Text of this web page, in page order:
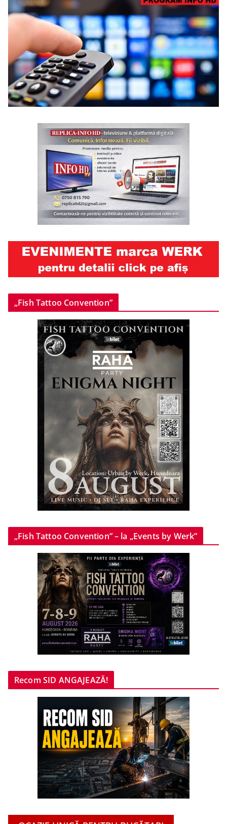
„Fish Tattoo Convention”
„Fish Tattoo Convention” – la „Events by Werk”
Recom SID ANGAJEAZĂ!